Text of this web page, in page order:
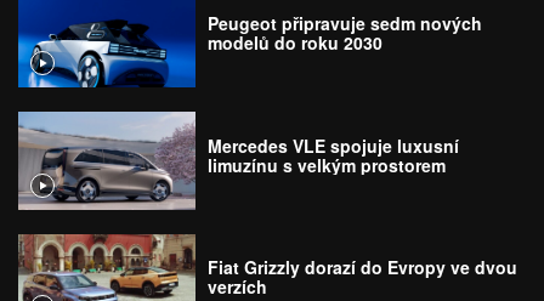
Peugeot připravuje sedm nových
modelů do roku 2030
Mercedes VLE spojuje luxusní
limuzínu s velkým prostorem
Fiat Grizzly dorazí do Evropy ve dvou
verzích